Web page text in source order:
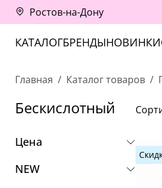
Ростов-на-Дону
КАТАЛОГБРЕНДЫНОВИНКИ
Главная Каталог товаров
Бескислотный
Цена
NEW